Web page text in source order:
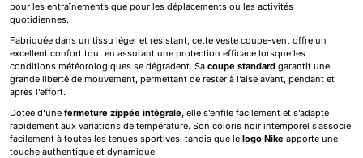
pour les entraînements que pour les déplacements ou les activités
quotidiennes.
Fabriquée dans un tissu léger et résistant, cette veste coupe-vent offre un
excellent confort tout en assurant une protection efficace lorsque les
conditions météorologiques se dégradent. Sa coupe standard garantit une
grande liberté de mouvement, permettant de rester à l’aise avant, pendant et
après l’effort.
Dotée d’une fermeture zippée intégrale, elle s’enfile facilement et s’adapte
rapidement aux variations de température. Son coloris noir intemporel s’associe
facilement à toutes les tenues sportives, tandis que le logo Nike apporte une
touche authentique et dynamique.